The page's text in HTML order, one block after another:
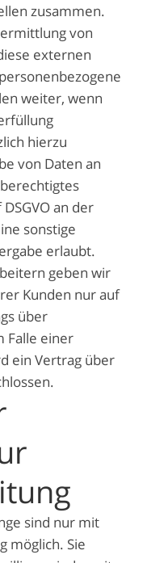
zusammen.
von
externen
weiter, wenn
hierzu
von Daten an
an der
sonstige
erlaubt.
geben wir
Kunden nur auf
über
Falle einer
ein Vertrag über
sind nur mit
möglich. Sie